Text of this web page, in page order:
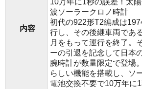
内容
10万年に1秒の誤差！太
波ソーラークロノ時計
初代の922形T2編成は
行し、その後継車両であ
月をもって運行を終了。
ーの引退を記念して日本
腕時計が数量限定で登場
らしい機能を搭載し、ソ
電池交換不要で10万年に